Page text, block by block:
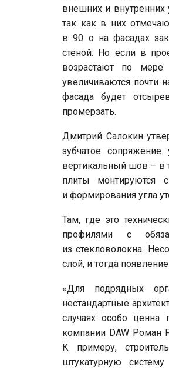
внешних и внутренних
так как в них
в 90 о на фасадах
стеной. Но если в
возрастают по мере
увеличиваются почти
фасада будет
промерзать.
Дмитрий Салокин
зубчатое
вертикальный шов – в
плиты монтируются
и формирования угла
Там, где это
профилями с
из стекловолокна.
слой, и тогда
«Для подрядных
нестандартные
случаях особо ценна
компании DAW Роман
К примеру,
штукатурную